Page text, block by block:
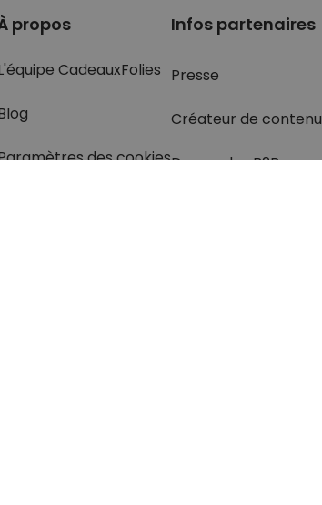
propos
CadeauxFolies
des cookies
Infos partenaires
Presse
Créateur de contenu
Demandes B2B